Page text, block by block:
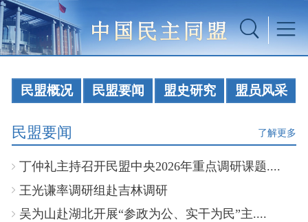
民盟概况 民盟要闻 盟史研究 盟员风采
民盟要闻 了解更多
丁仲礼主持召开民盟中央2026年重点调研课题....
王光谦率调研组赴吉林调研
吴为山赴湖北开展“参政为公、实干为民”主....